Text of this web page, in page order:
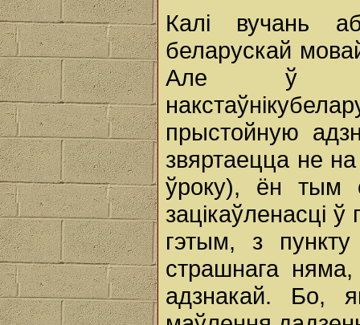
Калі вучань
беларускай
Але ў яго
прыстойную
звяртаецца не
ўроку), ён тым
зацікаўленасці
гэтым, з пункту
страшнага
адзнакай. Бо,